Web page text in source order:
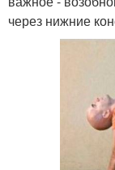
через нижние